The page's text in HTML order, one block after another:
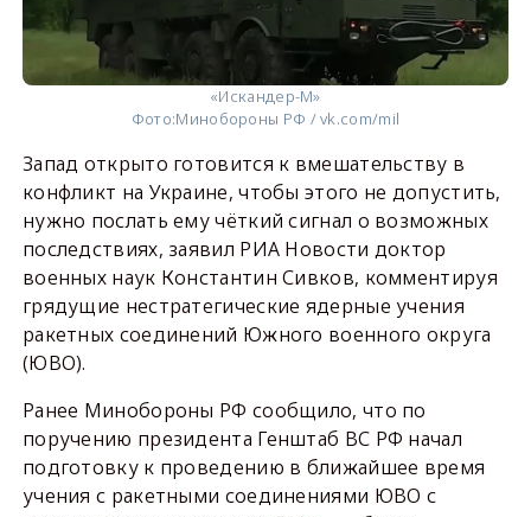
«Искандер-М»
Фото:Минобороны РФ / vk.com/mil
Запад открыто готовится к вмешательству в
конфликт на Украине, чтобы этого не допустить,
нужно послать ему чёткий сигнал о возможных
последствиях, заявил РИА Новости доктор
военных наук Константин Сивков, комментируя
грядущие нестратегические ядерные учения
ракетных соединений Южного военного округа
(ЮВО).
Ранее Минобороны РФ сообщило, что по
поручению президента Генштаб ВС РФ начал
подготовку к проведению в ближайшее время
учения с ракетными соединениями ЮВО с